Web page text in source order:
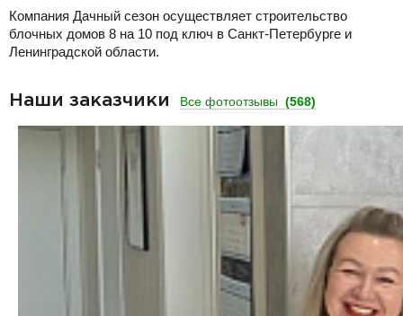
Компания Дачный сезон осуществляет строительство
блочных домов 8 на 10 под ключ в Санкт-Петербурге и
Ленинградской области.
Наши заказчики Все фотоотзывы (568)